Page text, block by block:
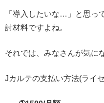
「導入したいな…」と思っ
討材料ですよね。
それでは、みなさんが気に
Jカルテの支払い方法(ライ